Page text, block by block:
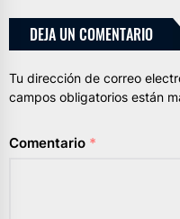
DEJA UN COMENTARIO
Tu dirección de correo
campos obligatorios están
Comentario *